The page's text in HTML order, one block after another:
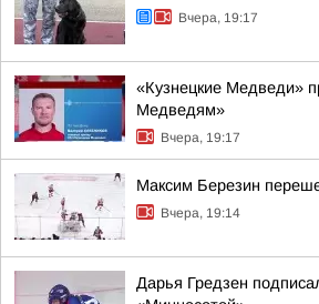
Вчера, 19:17
«Кузнецкие Медведи»
Медведям»
Вчера, 19:17
Максим Березин
Вчера, 19:14
Дарья Гредзен